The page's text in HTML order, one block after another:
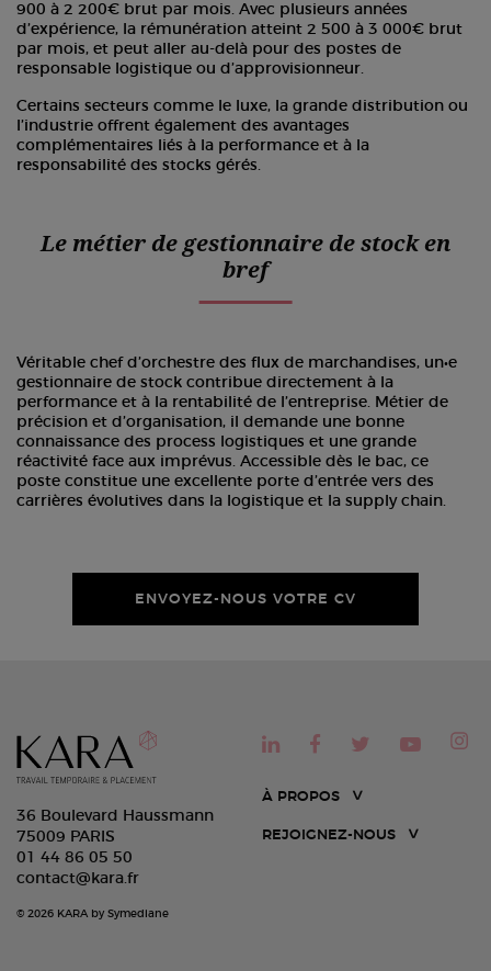
900 à 2 200€ brut par mois. Avec plusieurs années
d’expérience, la rémunération atteint 2 500 à 3 000€ brut
par mois, et peut aller au-delà pour des postes de
responsable logistique ou d’approvisionneur.
Certains secteurs comme le luxe, la grande distribution ou
l’industrie offrent également des avantages
complémentaires liés à la performance et à la
responsabilité des stocks gérés.
Le métier de gestionnaire de stock en
bref
Véritable chef d’orchestre des flux de marchandises, un•e
gestionnaire de stock contribue directement à la
performance et à la rentabilité de l’entreprise. Métier de
précision et d’organisation, il demande une bonne
connaissance des process logistiques et une grande
réactivité face aux imprévus. Accessible dès le bac, ce
poste constitue une excellente porte d’entrée vers des
carrières évolutives dans la logistique et la supply chain.
ENVOYEZ-NOUS VOTRE CV
36 Boulevard Haussmann
75009 PARIS
01 44 86 05 50
contact@kara.fr
À PROPOS
REJOIGNEZ-NOUS
© 2026 KARA by Symediane